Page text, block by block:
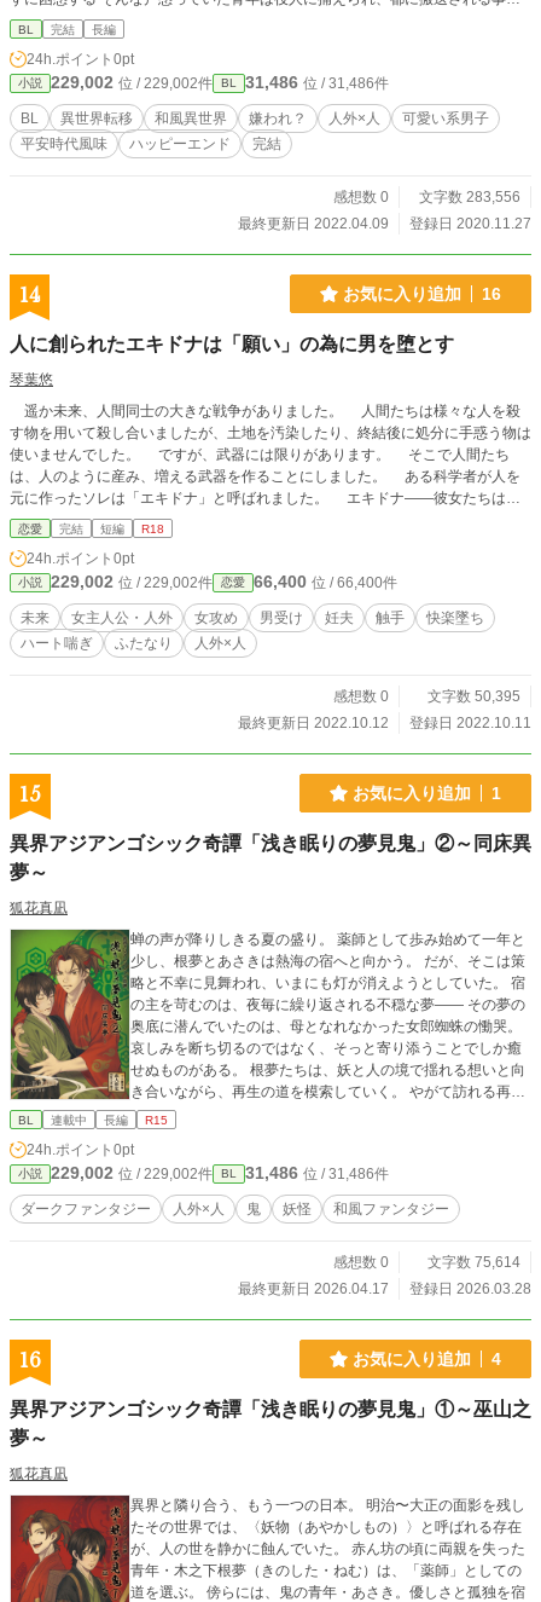
なった。そこで人々を統べるおひい様と呼ばれる女性に会い、あなたはこの世界
を救う為に御柱様が遣わされた方だ、と言われても青年は何も思い出せなかっ
た。経緯も、動機も。 ただチート級の能力はちゃんと貰っていたので、青年は
仕方なく状況に流されるまま旅立ったのだが、自分を受け入れてくれたのは同じ
姿形をしている人ではなく、妖の方だった……。 この世界では不吉だと人に忌
み嫌われる漆黒の髪、漆黒の瞳をもった、自己肯定感の低い（容姿は可愛い）主
人公が、人や妖と出会い、やがてこの世界を救うお話（になっていけば良いな）
（最後）を更新しました。これにて本当に完結です。お読み頂き、ありがとうご
BL 完結 長編
24h.ポイント 0pt
小説 229,002 位 / 229,002件 BL 31,486 位 / 31,486件
BL 異世界転移 和風異世界 嫌われ？ 人外×人
可愛い系男子
平安時代風味
ハッピーエンド 完結
感想数 0
文字数 283,556
最終更新日 2022.04.09
登録日 2020.11.27
14 お気に入り追加 16
人に創られたエキドナは「願い」の為に男を堕とす
琴葉悠
遥か未来、人間同士の大きな戦争がありました。 人間たちは様々な人を殺
す物を用いて殺し合いましたが、土地を汚染したり、終結後に処分に手惑う物は
使いませんでした。 ですが、武器には限りがあります。 そこで人間たち
は、人のように産み、増える武器を作ることにしました。 ある科学者が人を
元に作ったソレは「エキドナ」と呼ばれました。 エキドナ――彼女たちは、
怪物を生み、敵を殺しました。 エキドナがいない人間達が殺されるのにそう
時間がかかりませんでした。 戦争が終結後、エキドナを利用していた人間た
ちは思いました。 『エキドナが自分達に反抗の意識をもったらどうなる？』
と。 人間たちはエキドナを恐れ、エキドナと彼女らが生み出した怪物たちを
殺処分していきました。 殺処分から免れた――殺処分できなかったエキドナ
は二人。 一人は我が子を失い、悲嘆にくれ、絶望しました。 もう一人は、
怒り狂い、人間たちへと牙を向けました。 戦争では出さなかった程に恐ろし
ナが使役する怪物達が破壊しつくすのを見て、人々は「たった一体、生き残った
エキドナによって世界が壊れた」とそのエキドナを「怪物女帝」と呼ぶようにな
世界の大部分は怪物が支配し、人間たちは残された安全な場所に集まって暮らす
ようになりました。 それ自体が、エキドナの数少ない慈悲だと気づくことな
く。 これは生き残った一人のエキドナが願いを叶える物語。 エキドナの願
いを叶えるために、一人の男が堕ちる物語。
恋愛 完結 短編 R18
24h.ポイント 0pt
小説 229,002 位 / 229,002件 恋愛 66,400 位 / 66,400件
未来 女主人公・人外 女攻め 男受け 妊夫 触手
快楽墜ち
ハート喘ぎ
ふたなり 人外×人
感想数 0
文字数 50,395
最終更新日 2022.10.12
登録日 2022.10.11
15 お気に入り追加 1
異界アジアンゴシック奇譚「浅き眠りの夢見鬼」②～同床異
夢～
狐花真凪
蝉の声が降りしきる夏の盛り。 薬師として歩み始めて一年と
少し、根夢とあさきは熱海の宿へと向かう。 だが、そこは策
略と不幸に見舞われ、いまにも灯が消えようとしていた。 宿
の主を苛むのは、夜毎に繰り返される不穏な夢―― その夢の
奥底に潜んでいたのは、母となれなかった女郎蜘蛛の慟哭。
哀しみを断ち切るのではなく、そっと寄り添うことでしか癒
せぬものがある。 根夢たちは、妖と人の境で揺れる想いと向
き合いながら、再生の道を模索していく。 やがて訪れる再会
と、告げられぬ別れの兆し。 過去が静かに爪を立てる時、心
が歩む、交わりの奇譚。 その第二章が、いま紡がれ始める。
原作：croe（黒絵屋） croe氏は創作仲間で、世界観の原作者
となります。 今作のキャラクターや設定、物語は狐花真凪に
よる一次創作です。 ◆本作は他媒体（書籍・Pixiv）でも公開
を含みますが、直接的な成人向け描写は含まれていません。
Pixivでは一部シーンをサンプルとして掲載しています。 書籍
BL 連載中 長編 R15
24h.ポイント 0pt
小説 229,002 位 / 229,002件 BL 31,486 位 / 31,486件
ダークファンタジー 人外×人 鬼 妖怪 和風ファンタジー
感想数 0
文字数 75,614
最終更新日 2026.04.17
登録日 2026.03.28
16 お気に入り追加 4
異界アジアンゴシック奇譚「浅き眠りの夢見鬼」①～巫山之
夢～
狐花真凪
異界と隣り合う、もう一つの日本。 明治〜大正の面影を残し
たその世界では、〈妖物（あやかしもの）〉と呼ばれる存在
が、人の世を静かに蝕んでいた。 赤ん坊の頃に両親を失った
青年・木之下根夢（きのした・ねむ）は、「薬師」としての
道を選ぶ。 傍らには、鬼の青年・あさき。優しさと孤独を宿